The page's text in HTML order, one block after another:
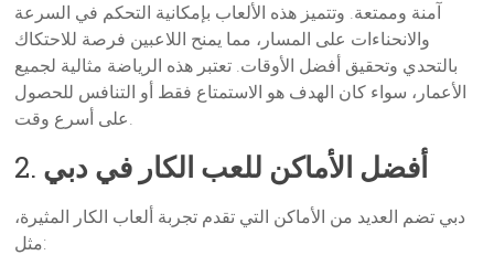
آمنة وممتعة. وتتميز هذه الألعاب بإمكانية التحكم في السرعة
والانحناءات على المسار، مما يمنح اللاعبين فرصة للاحتكاك
بالتحدي وتحقيق أفضل الأوقات. تعتبر هذه الرياضة مثالية لجميع
الأعمار، سواء كان الهدف هو الاستمتاع فقط أو التنافس للحصول
على أسرع وقت.
2. أفضل الأماكن للعب الكار في دبي
دبي تضم العديد من الأماكن التي تقدم تجربة ألعاب الكار المثيرة،
مثل: